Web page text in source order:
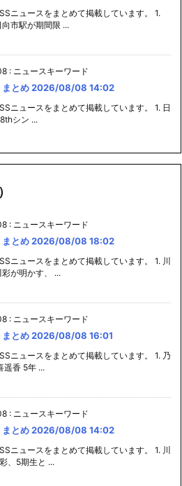
ニュースをまとめて掲載しています。 1.
向市駅が期間限 ...
: ニュースキーワード
まとめ 2026/08/08 14:02
ニュースをまとめて掲載しています。 1. 日
シン ...
: ニュースキーワード
まとめ 2026/08/08 18:02
ニュースをまとめて掲載しています。 1. 川
が明かす、 ...
: ニュースキーワード
まとめ 2026/08/08 16:01
ニュースをまとめて掲載しています。 1. 乃
遥香 5年 ...
: ニュースキーワード
まとめ 2026/08/08 14:02
ニュースをまとめて掲載しています。 1. 川
、5期生と ...